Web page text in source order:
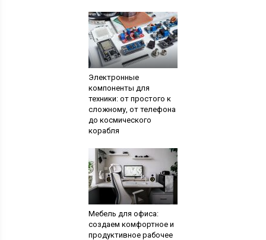
Электронные
компоненты для
техники: от простого к
сложному, от телефона
до космического
корабля
Мебель для офиса:
создаем комфортное и
продуктивное рабочее